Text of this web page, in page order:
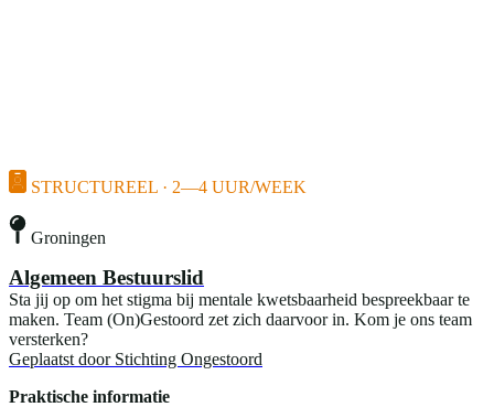
STRUCTUREEL · 2—4 UUR/WEEK
Groningen
Algemeen Bestuurslid
Sta jij op om het stigma bij mentale kwetsbaarheid bespreekbaar te
maken. Team (On)Gestoord zet zich daarvoor in. Kom je ons team
versterken?
Geplaatst door Stichting Ongestoord
Praktische informatie